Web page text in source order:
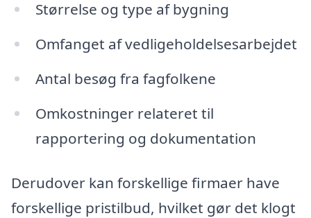
Størrelse og type af bygning
Omfanget af vedligeholdelsesarbejdet
Antal besøg fra fagfolkene
Omkostninger relateret til
rapportering og dokumentation
Derudover kan forskellige firmaer have
forskellige pristilbud, hvilket gør det klogt